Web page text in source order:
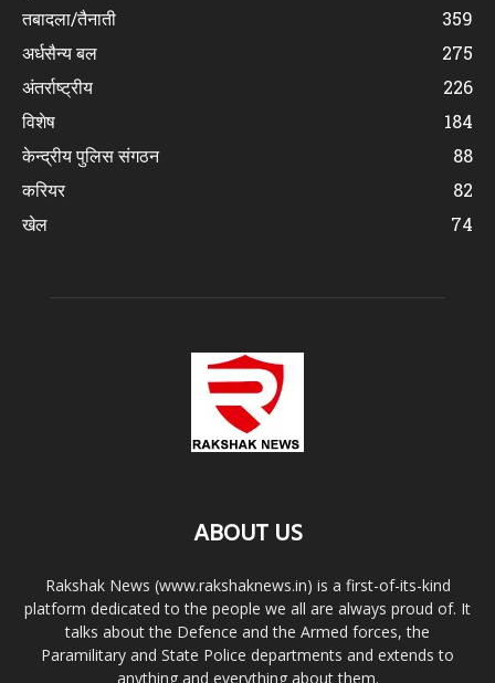
तबादला/तैनाती
359
अर्धसैन्य बल
275
अंतर्राष्ट्रीय
226
विशेष
184
केन्द्रीय पुलिस संगठन
88
करियर
82
खेल
74
ABOUT US
Rakshak News (www.rakshaknews.in) is a first-of-its-kind
platform dedicated to the people we all are always proud of. It
talks about the Defence and the Armed forces, the
Paramilitary and State Police departments and extends to
anything and everything about them.